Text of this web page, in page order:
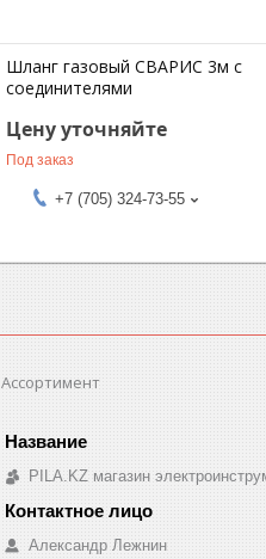
Шланг газовый СВАРИС 3м с
соединителями
Цену уточняйте
Под заказ
+7 (705) 324-73-55
Ассортимент
PILA.KZ магазин
Александр Лежнин